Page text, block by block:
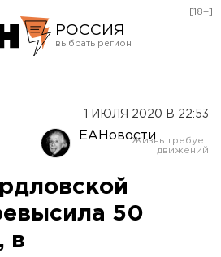
РОССИЯ
Оренбург
[18+]
1 ИЮЛЯ 2020 В 22:53
ЕАНовости
50
в